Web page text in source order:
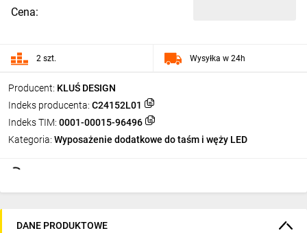
Producent: KLUŚ DESIGN
Indeks producenta: C24152L01
Indeks TIM: 0001-00015-96496
Kategoria: Wyposażenie dodatkowe do taśm i węży LED
Cena:
2 szt. Wysyłka w 24h
DANE PRODUKTOWE